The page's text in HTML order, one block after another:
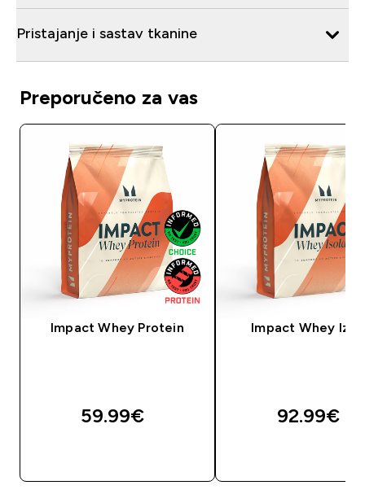
Pristajanje i sastav tkanine
Preporučeno za vas
Impact Whey Protein
59.99€‎
Impact Whey
92.99€‎